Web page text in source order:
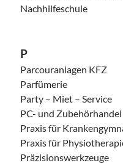
Nachhilfeschule
P
Parcouranlagen KFZ
Parfümerie
Party – Miet – Service
PC- und Zubehörhandel
Praxis für
Praxis für
Präzisionswerkzeuge